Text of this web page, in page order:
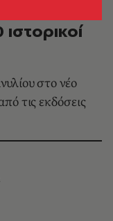
στο νέο
τις εκδόσεις